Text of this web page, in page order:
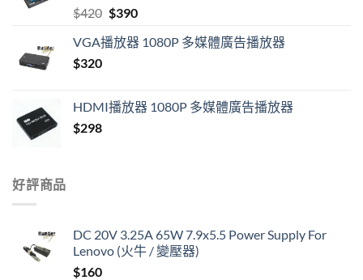
$420 Original
was:
$390Current
is:
VGA播放器 1080P 多媒體廣告播放器
$320
HDMI播放器 1080P 多媒體廣告播放器
$298
好評商品
DC 20V 3.25A 65W 7.9x5.5 Power Supply For
Lenovo (火牛 / 變壓器)
$160